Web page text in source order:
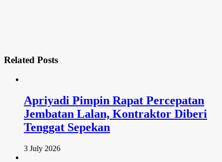
Related Posts
Apriyadi Pimpin Rapat Percepatan
Jembatan Lalan, Kontraktor Diberi
Tenggat Sepekan
3 July 2026